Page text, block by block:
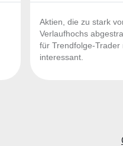
Aktien, die zu stark
Verlaufhochs
für Trendfolge-Trader
interessant.